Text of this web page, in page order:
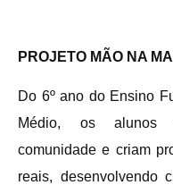
PROJETO MÃO NA
Do 6º ano do Ensino
Médio, os alunos
comunidade e criam
reais, desenvolvendo